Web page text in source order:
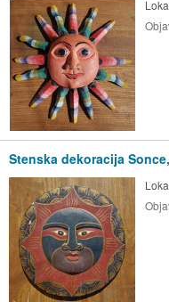
Stenska dekoracija